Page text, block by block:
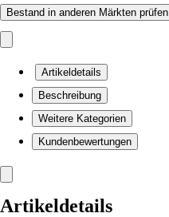
Bestand in anderen Märkten prüfen
Artikeldetails
Beschreibung
Weitere Kategorien
Kundenbewertungen
Artikeldetails